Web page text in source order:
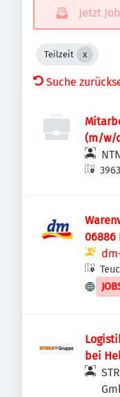
Jetzt
Teilzeit
Suche
(m/w/
06886
bei